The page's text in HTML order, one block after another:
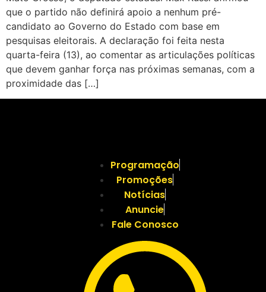
que o partido não definirá apoio a nenhum pré-
candidato ao Governo do Estado com base em
pesquisas eleitorais. A declaração foi feita nesta
quarta-feira (13), ao comentar as articulações políticas
que devem ganhar força nas próximas semanas, com a
proximidade das […]
Programação
Promoções
Notícias
Anuncie
Fale Conosco